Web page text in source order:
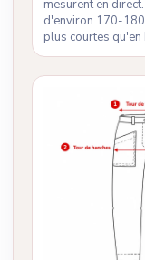
mesurent en
d'environ 170-
plus courtes qu'en